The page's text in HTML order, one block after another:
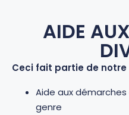
AIDE
Ceci fait partie de
Aide aux
genre